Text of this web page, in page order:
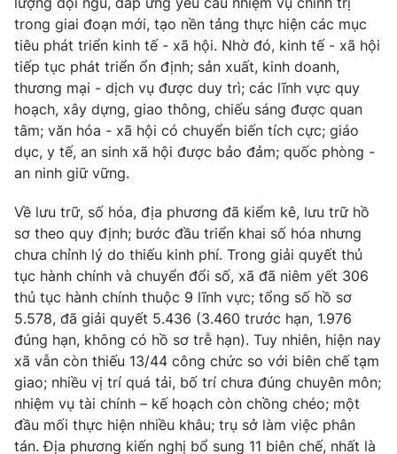
trong giai đoạn mới, tạo nền tảng thực hiện các mục
tiêu phát triển kinh tế - xã hội. Nhờ đó, kinh tế - xã hội
tiếp tục phát triển ổn định; sản xuất, kinh doanh,
thương mại - dịch vụ được duy trì; các lĩnh vực quy
hoạch, xây dựng, giao thông, chiếu sáng được quan
tâm; văn hóa - xã hội có chuyển biến tích cực; giáo
dục, y tế, an sinh xã hội được bảo đảm; quốc phòng -
an ninh giữ vững.
Về lưu trữ, số hóa, địa phương đã kiểm kê, lưu trữ hồ
sơ theo quy định; bước đầu triển khai số hóa nhưng
chưa chỉnh lý do thiếu kinh phí. Trong giải quyết thủ
tục hành chính và chuyển đổi số, xã đã niêm yết 306
thủ tục hành chính thuộc 9 lĩnh vực; tổng số hồ sơ
5.578, đã giải quyết 5.436 (3.460 trước hạn, 1.976
đúng hạn, không có hồ sơ trễ hạn). Tuy nhiên, hiện nay
xã vẫn còn thiếu 13/44 công chức so với biên chế tạm
giao; nhiều vị trí quá tải, bố trí chưa đúng chuyên môn;
nhiệm vụ tài chính – kế hoạch còn chồng chéo; một
đầu mối thực hiện nhiều khâu; trụ sở làm việc phân
tán. Địa phương kiến nghị bổ sung 11 biên chế, nhất là